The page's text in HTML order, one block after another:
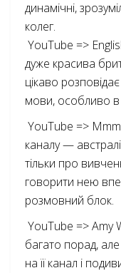
динамічні,
колег.
YouTube =>
дуже красива
цікаво
мови, особливо в
YouTube =>
каналу —
тільки про
говорити нею
розмовний блок.
YouTube => Amy
багато порад,
на її канал і